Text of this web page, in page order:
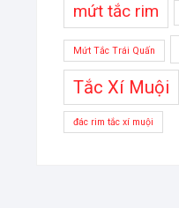
mứt tắc rim
Mứt Tắc Trái Quấn
Tắc Xí Muội
đác rim tắc xí muội